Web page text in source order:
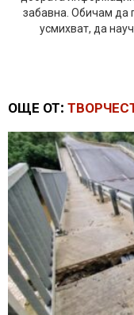
забавна. Обичам да
усмихват, да
ОЩЕ ОТ: